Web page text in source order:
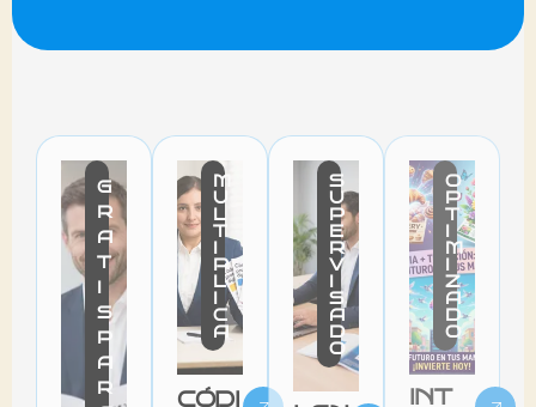
G
R
A
T
I
S
P
A
R
M
U
L
T
I
P
L
I
C
A
CÓDI
S
U
P
E
R
V
I
S
A
D
O
O
P
T
I
M
I
Z
A
D
O
INT